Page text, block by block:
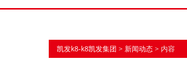
凯发k8-k8凯发集团 > 新闻动态 > 内容